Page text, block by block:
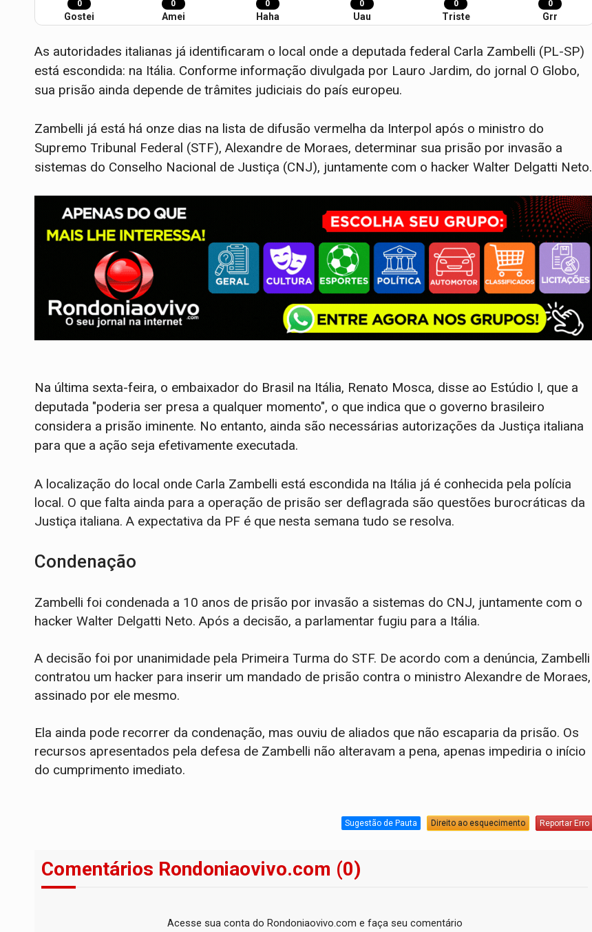
0
Gostei
0
Amei
0
Haha
0
Uau
0
Triste
0
Grr
As autoridades italianas já identificaram o local onde a deputada federal Carla Zambelli (PL-SP)
está escondida: na Itália. Conforme informação divulgada por Lauro Jardim, do jornal O Globo,
sua prisão ainda depende de trâmites judiciais do país europeu.
Zambelli já está há onze dias na lista de difusão vermelha da Interpol após o ministro do
Supremo Tribunal Federal (STF), Alexandre de Moraes, determinar sua prisão por invasão a
sistemas do Conselho Nacional de Justiça (CNJ), juntamente com o hacker Walter Delgatti Neto.
Na última sexta-feira, o embaixador do Brasil na Itália, Renato Mosca, disse ao Estúdio I, que a
deputada "poderia ser presa a qualquer momento", o que indica que o governo brasileiro
considera a prisão iminente. No entanto, ainda são necessárias autorizações da Justiça italiana
para que a ação seja efetivamente executada.
A localização do local onde Carla Zambelli está escondida na Itália já é conhecida pela polícia
local. O que falta ainda para a operação de prisão ser deflagrada são questões burocráticas da
Justiça italiana. A expectativa da PF é que nesta semana tudo se resolva.
Condenação
Zambelli foi condenada a 10 anos de prisão por invasão a sistemas do CNJ, juntamente com o
hacker Walter Delgatti Neto. Após a decisão, a parlamentar fugiu para a Itália.
A decisão foi por unanimidade pela Primeira Turma do STF. De acordo com a denúncia, Zambelli
contratou um hacker para inserir um mandado de prisão contra o ministro Alexandre de Moraes,
assinado por ele mesmo.
Ela ainda pode recorrer da condenação, mas ouviu de aliados que não escaparia da prisão. Os
recursos apresentados pela defesa de Zambelli não alteravam a pena, apenas impediria o início
do cumprimento imediato.
Sugestão de Pauta Direito ao esquecimento Reportar Erro
Comentários Rondoniaovivo.com (0)
Acesse sua conta do Rondoniaovivo.com e faça seu comentário